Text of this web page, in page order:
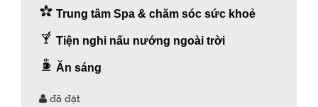
Trung tâm Spa & chăm sóc sức khoẻ
Tiện nghi nấu nướng ngoài trời
Ăn sáng
đã đặt